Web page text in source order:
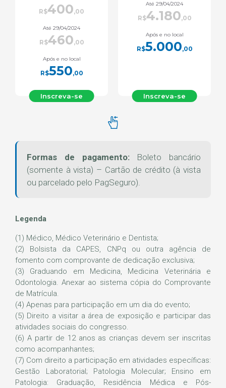
Até 29/04/2024
4.180
Após e no local
5.000
Inscreva-se
Até 29/04/2024
R$1.350,00
Após e no local
R$1.600,00
Inscreva-se
Formas de pagamento: Boleto bancário
(somente à vista) – Cartão de crédito (à vista
ou parcelado pelo PagSeguro).
Legenda
(1) Médico, Médico Veterinário e Dentista;
(2) Bolsista da CAPES, CNPq ou outra agência de
fomento com comprovante de dedicação exclusiva;
(3) Graduando em Medicina, Medicina Veterinária e
Odontologia. Anexar ao sistema cópia do Comprovante
de Matrícula.
(4) Apenas para participação em um dia do evento;
(5) Direito a visitar a área de exposição e participar das
atividades sociais do congresso.
(6) A partir de 12 anos as crianças devem ser inscritas
como acompanhantes;
(7) Com direito a participação em atividades específicas:
Gestão Laboratorial; Patologia Molecular; Ensino em
Patologia: Graduação, Residência Médica e Pós-